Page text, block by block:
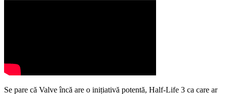
Se pare că Valve încă are o inițiativă potentă, Half-Life 3 ca care ar